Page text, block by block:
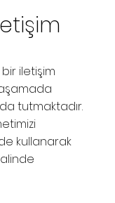
iletişim
tutmaktadır.
kullanarak